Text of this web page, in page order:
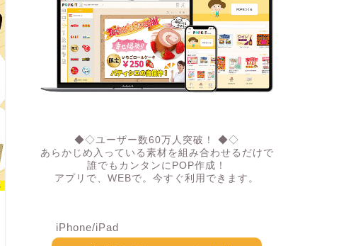
◆◇ユーザー数60万人突破！ ◆◇
あらかじめ入っている素材を組み合わせるだけで
誰でもカンタンにPOP作成！
アプリで、WEBで。今すぐ利用できます。
iPhone/iPad